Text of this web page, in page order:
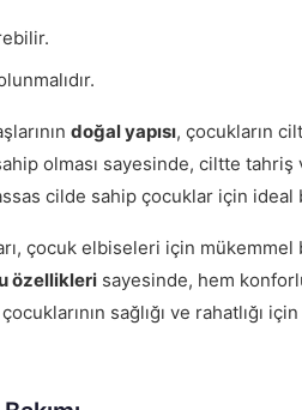
doğal yapısı, çocukların
olması sayesinde, ciltte tahriş
cilde sahip çocuklar için
çocuk elbiseleri için
özellikleri sayesinde, hem
sağlığı ve rahatlığı